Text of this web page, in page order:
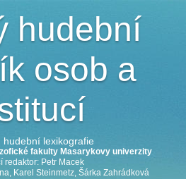
hudební
osob a
hudební lexikografie
fakulty Masarykovy univerzity
redaktor: Petr Macek
Karel Steinmetz, Šárka Zahrádková